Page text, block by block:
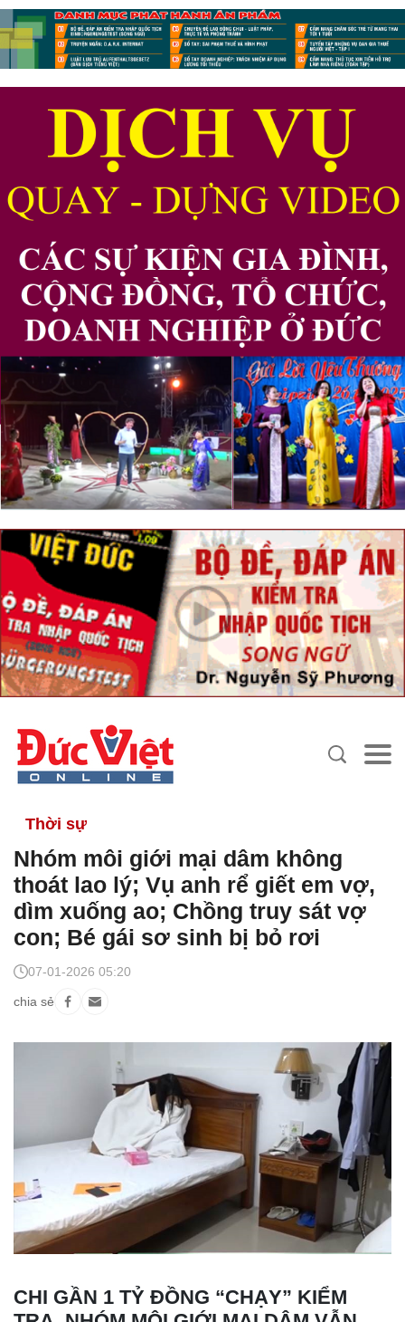
Thời sự
Nhóm môi giới mại dâm không
thoát lao lý; Vụ anh rể giết em vợ,
dìm xuống ao; Chồng truy sát vợ
con; Bé gái sơ sinh bị bỏ rơi
chia sẻ
07-01-2026 05:20
CHI GẦN 1 TỶ ĐỒNG “CHẠY” KIỂM